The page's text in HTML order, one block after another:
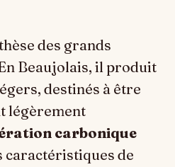
des grands
Beaujolais, il produit
destinés à être
légèrement
carbonique
caractéristiques de